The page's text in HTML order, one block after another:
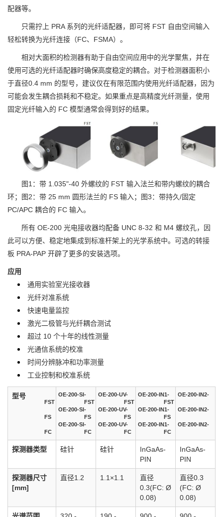
配器等。
只需拧上 PRA 系列的光纤适配器，即可将 FST 自由空间输入
轻松转换为光纤连接（FC、FSMA）。
相对大面积的检测器有助于自由空间应用中的光学聚焦，并在
使用可选的光纤适配器时确保高度稳定的耦合。对于检测器面积小
于直径0.4 mm 的型号，建议仅在有限范围内使用光纤适配器，因为
可能会发生耦合损耗和不稳定。如果重点是高精度光纤测量，使用
固定光纤输入的 FC 模型通常会得到好的结果。
图1：带 1.035"-40 外螺纹的 FST 输入法兰和带内螺纹的耦合
环；图2：带 25 mm 圆形法兰的 FS 输入；图3：带持久/固定
PC/APC 耦合的 FC 输入。
所有 OE-200 光电接收器均配备 UNC 8-32 和 M4 螺纹孔，因
此可以方便、稳定地集成到标准杆架上的光学系统中。可选的转接
板 PRA-PAP 开辟了更多的安装选项。
应用
通用实验室光接收器
光纤对准系统
快速电量监控
激光二极管与光纤耦合测试
超过 10 个十年的线性测量
光通信系统的校准
时间分辨脉冲和功率测量
工业控制和校准系统
型号
OE-200-SI-
FST
OE-200-SI-
FS
OE-200-SI-
FC
OE-200-UV-
FST
OE-200-UV-
FS
OE-200-UV-
FC
OE-200-IN1-
FST
OE-200-IN1-
FS
OE-200-IN1-
FC
OE-200-IN2-
FST
OE-200-IN2-
FS
OE-200-IN2-
FC
探测器类型 硅针 硅针
InGaAs-
PIN
InGaAs-
PIN
探测器尺寸
[mm]
直径1.2 1.1×1.1
直径
0.3(FC: Ø
0.08)
直径0.3
(FC: Ø
0.08)